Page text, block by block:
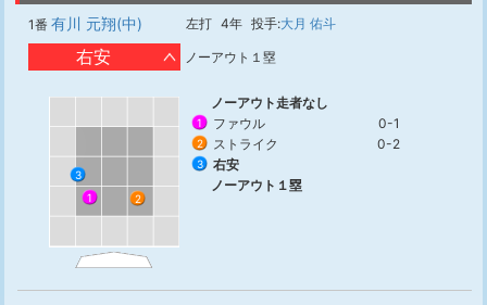
1番 有川 元翔(中) 左打 4年 投手:大月 佑斗
右安 ノーアウト１塁
1 2
3
ノーアウト走者なし
1 ファウル 0-1
2 ストライク 0-2
3
右安
ノーアウト１塁